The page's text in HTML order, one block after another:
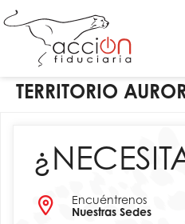
TERRITORIO
Encuéntrenos
Nuestras Sedes